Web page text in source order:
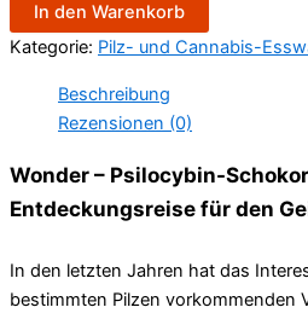
In den Warenkorb
Kategorie: Pilz- und Cannabis-
Beschreibung
Rezensionen (0)
Wonder – Psilocybin-
Entdeckungsreise für den
In den letzten Jahren hat das
bestimmten Pilzen vorkommenden